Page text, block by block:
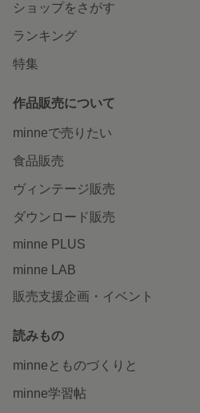
ショップをさがす
ランキング
特集
作品販売について
minneで売りたい
食品販売
ヴィンテージ販売
ダウンロード販売
minne PLUS
minne LAB
販売支援企画・イベント
読みもの
minneとものづくりと
minne学習帖